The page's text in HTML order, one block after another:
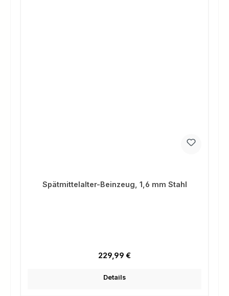
Spätmittelalter-Beinzeug, 1,6 mm Stahl
Regulärer Preis:
229,99 €
Details